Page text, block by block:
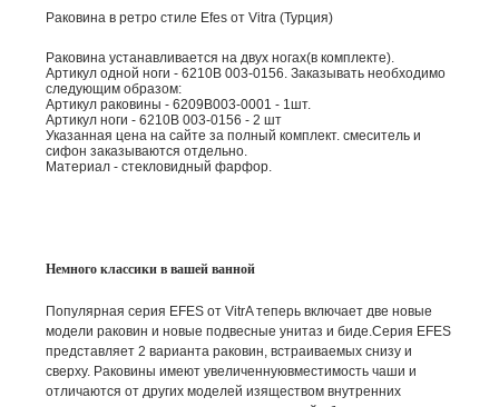
Раковина в ретро стиле Efes от Vitra (Турция)
Раковина устанавливается на двух ногах(в комплекте).
Артикул одной ноги - 6210B 003-0156. Заказывать необходимо
следующим образом:
Артикул раковины - 6209В003-0001 - 1шт.
Артикул ноги - 6210B 003-0156 - 2 шт
Указанная цена на сайте за полный комплект. смеситель и
сифон заказываются отдельно.
Материал - стекловидный фарфор.
Немного классики в вашей ванной
Популярная серия EFES от VitrA теперь включает две новые
модели раковин и новые подвесные унитаз и биде.Серия EFES
представляет 2 варианта раковин, встраиваемых снизу и
сверху. Раковины имеют увеличеннуювместимость чаши и
отличаются от других моделей изяществом внутренних